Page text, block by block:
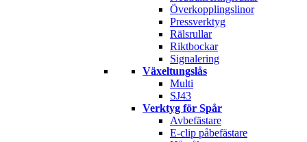
Överkopplingslinor
Pressverktyg
Rälsrullar
Riktbockar
Signalering
Växeltungslås
Multi
SJ43
Verktyg för Spår
Avbefästare
E-clip påbefästare